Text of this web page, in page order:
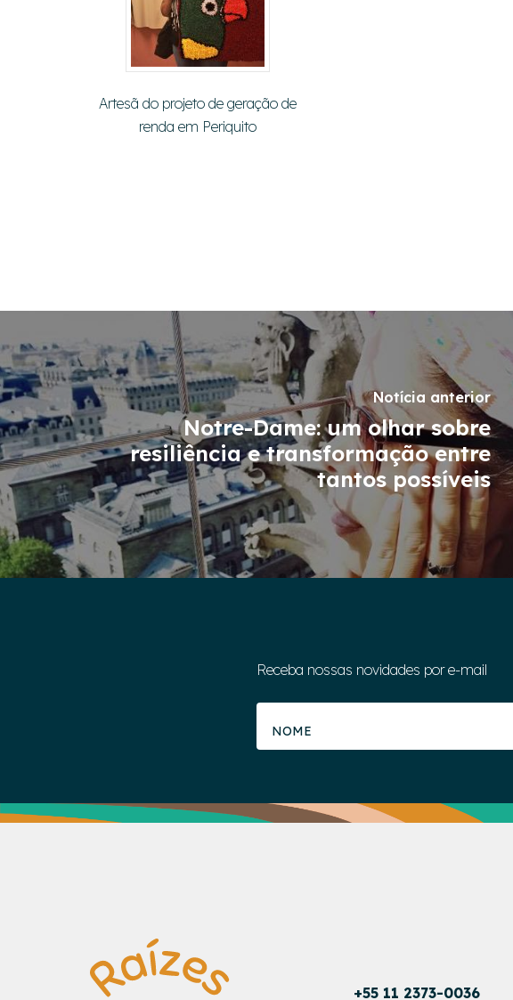
Artesã do projeto de geração de
renda em Periquito
Notícia anterior
Notre-Dame: um olhar sobre
resiliência e transformação entre
tantos possíveis
Receba nossas novidades por e-mail
+55 11 2373-0036